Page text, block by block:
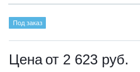
Под заказ
Цена от 2 623 руб.